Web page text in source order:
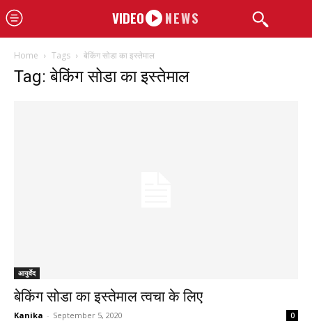
VIDEO NEWS
Home Tags बेकिंग सोडा का इस्तेमाल
Tag: बेकिंग सोडा का इस्तेमाल
आयुर्वेद
बेकिंग सोडा का इस्तेमाल त्वचा के लिए
Kanika - September 5, 2020 0